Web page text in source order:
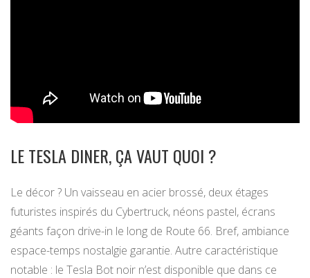
LE TESLA DINER, ÇA VAUT QUOI ?
Le décor ? Un vaisseau en acier brossé, deux étages
futuristes inspirés du Cybertruck, néons pastel, écrans
géants façon drive-in le long de Route 66. Bref, ambiance
espace-temps nostalgie garantie. Autre caractéristique
notable : le Tesla Bot noir n’est disponible que dans ce